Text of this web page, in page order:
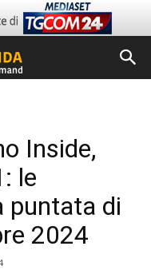
Inside,
le
puntata di
2024